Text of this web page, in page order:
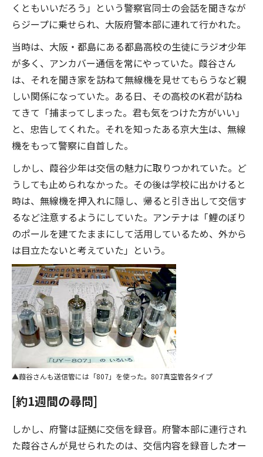
くともいいだろう」という警察官同士の会話を聞きなが
らジープに乗せられ、大阪府警本部に連れて行かれた。
当時は、大阪・都島にある都島高校の生徒にラジオ少年
が多く、アンカバー通信を常にやっていた。葭谷さん
は、それを聞き家を訪ねて無線機を見せてもらうなど親
しい関係になっていた。ある日、その高校のK君が訪ね
てきて「捕まってしまった。君も気をつけた方がいい」
と、忠告してくれた。それを知ったある京大生は、無線
機をもって警察に自首した。
しかし、葭谷少年は交信の魅力に取りつかれていた。ど
うしても止められなかった。その後は学校に出かけると
時は、無線機を押入れに隠し、帰ると引き出して交信す
るなど注意するようにしていた。アンテナは「鯉のぼり
のポールを建てたままにして活用しているため、外から
は目立たないと考えていた」という。
葭谷さんも送信管には「807」を使った。807真空管各タイプ
[約1週間の尋問]
しかし、府警は証拠に交信を録音。府警本部に連行され
た葭谷さんが見せられたのは、交信内容を録音したオー